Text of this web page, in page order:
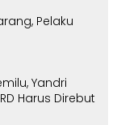
Pelaku
Yandri
Harus Direbut